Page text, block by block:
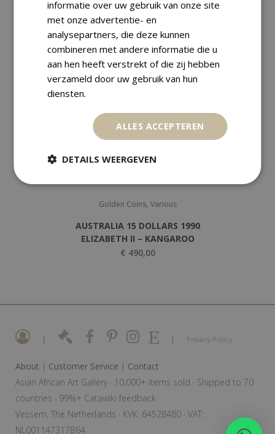
Golden Coins, Various
AUSTRALIA 15 DOLLARS 1990
ELIZABETH II – KANGAROO
€ 490,00
| | Privacy Policy
About | Customer Service | Contact
Asian African Art Gallery · 10,000+ items sold · Shipped to 70
countries · 99%+ Catawiki feedback
Vessem, The Netherlands · KVK: 64528480 · VAT:
NL001147317B64
informatie over uw gebruik van onze site
met onze advertentie- en
analysepartners, die deze kunnen
combineren met andere informatie die u
aan hen heeft verstrekt of die zij hebben
verzameld door uw gebruik van hun
diensten.
ALLES ACCEPTEREN
DETAILS WEERGEVEN